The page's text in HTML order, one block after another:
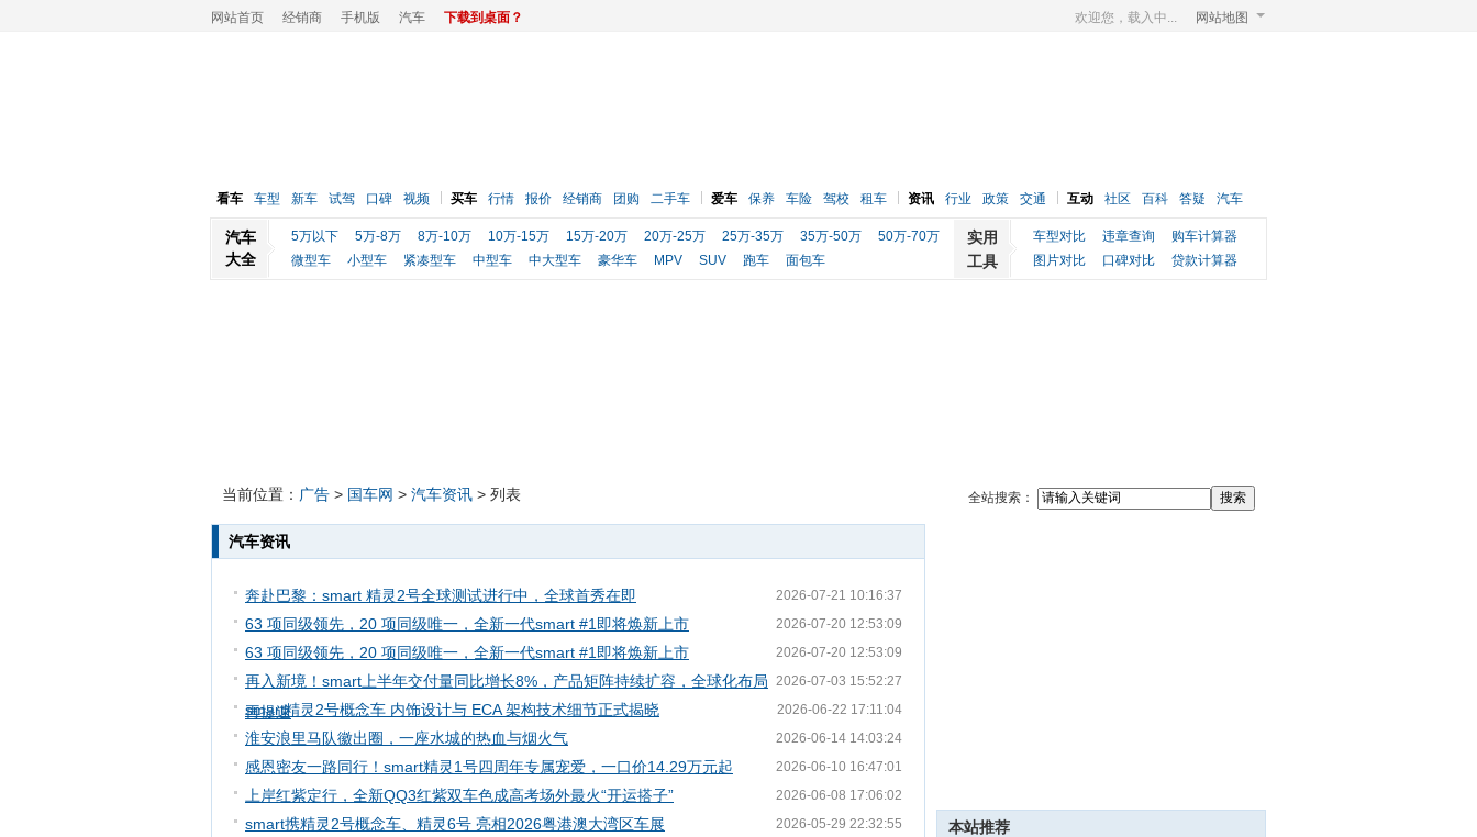
网站首页 经销商 手机版 汽车 下载到桌面？ 网站地图
欢迎您，载入中...
看车 车型 新车 试驾 口碑 视频 买车 行情 报价 经销商 团购 二手车 爱车 保养 车险 驾校 租车 资讯 行业 政策 交通 互动 社区 百科 答疑 汽车
汽车
大全
5万以下 5万-8万 8万-10万 10万-15万 15万-20万 20万-25万 25万-35万 35万-50万
50万-70万
微型车
小型车 紧凑型车 中型车 中大型车 豪华车 MPV SUV 跑车 面包车
实用
工具
车型对比 违章查询
购车计算器
图片对比
口碑对比 贷款计算器
全站搜索：
当前位置： 广告 > 国车网 > 汽车资讯 > 列表
汽车资讯
2026-07-21 10:16:37
奔赴巴黎：smart 精灵2号全球测试进行中，全球首秀在即
2026-07-20 12:53:09
63 项同级领先，20 项同级唯一，全新一代smart #1即将焕新上市
2026-07-20 12:53:09
63 项同级领先，20 项同级唯一，全新一代smart #1即将焕新上市
2026-07-03 15:52:27
再入新境！smart上半年交付量同比增长8%，产品矩阵持续扩容，全球化布局
再提速 2026-06-22 17:11:04
smart精灵2号概念车 内饰设计与 ECA 架构技术细节正式揭晓
2026-06-14 14:03:24
淮安浪里马队徽出圈，一座水城的热血与烟火气
2026-06-10 16:47:01
感恩密友一路同行！smart精灵1号四周年专属宠爱，一口价14.29万元起
2026-06-08 17:06:02
上岸红紫定行，全新QQ3红紫双车色成高考场外最火“开运搭子”
2026-05-29 22:32:55
smart携精灵2号概念车、精灵6号 亮相2026粤港澳大湾区车展 本站推荐